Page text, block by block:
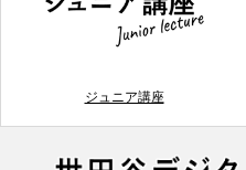
ジュニア講座